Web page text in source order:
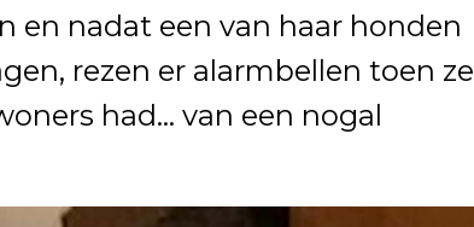
en nadat een van haar honden
rezen er alarmbellen toen ze
had… van een nogal